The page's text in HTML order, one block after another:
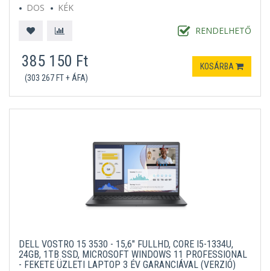
DOS
KÉK
RENDELHETŐ
385 150 Ft
(303 267 FT + ÁFA)
KOSÁRBA
DELL VOSTRO 15 3530 - 15,6" FULLHD, CORE I5-1334U,
24GB, 1TB SSD, MICROSOFT WINDOWS 11 PROFESSIONAL
- FEKETE ÜZLETI LAPTOP 3 ÉV GARANCIÁVAL (VERZIÓ)